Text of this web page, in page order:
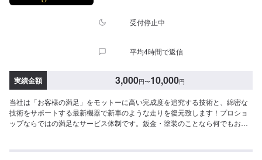
受付停止中
平均4時間で返信
実績金額 3,000円〜10,000円
当社は「お客様の満足」をモットーに高い完成度を追究する技術と、綿密な
技術をサポートする最新機器で新車のような走りを復元致します！プロショ
ップならではの満足なサービス体制です。鈑金・塗装のことなら何でもお気
スピーディに、より完全に仕上げます。--------------------------------------------------